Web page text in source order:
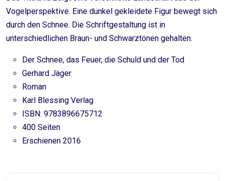
Vogelperspektive. Eine dunkel gekleidete Figur bewegt sich
durch den Schnee. Die Schriftgestaltung ist in
unterschiedlichen Braun- und Schwarztönen gehalten.
Der Schnee, das Feuer, die Schuld und der Tod
Gerhard Jäger
Roman
Karl Blessing Verlag
ISBN: 9783896675712
400 Seiten
Erschienen 2016